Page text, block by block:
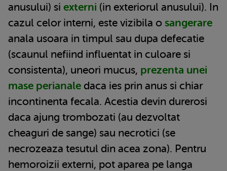
anusului) si externi (in exteriorul anusului). In
cazul celor interni, este vizibila o sangerare
anala usoara in timpul sau dupa defecatie
(scaunul nefiind influentat in culoare si
consistenta), uneori mucus, prezenta unei
mase perianale daca ies prin anus si chiar
incontinenta fecala. Acestia devin durerosi
daca ajung trombozati (au dezvoltat
cheaguri de sange) sau necrotici (se
necrozeaza tesutul din acea zona). Pentru
hemoroizii externi, pot aparea pe langa